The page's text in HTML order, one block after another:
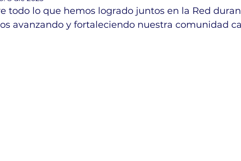
todo lo que hemos logrado juntos en la Red
avanzando y fortaleciendo nuestra comunidad